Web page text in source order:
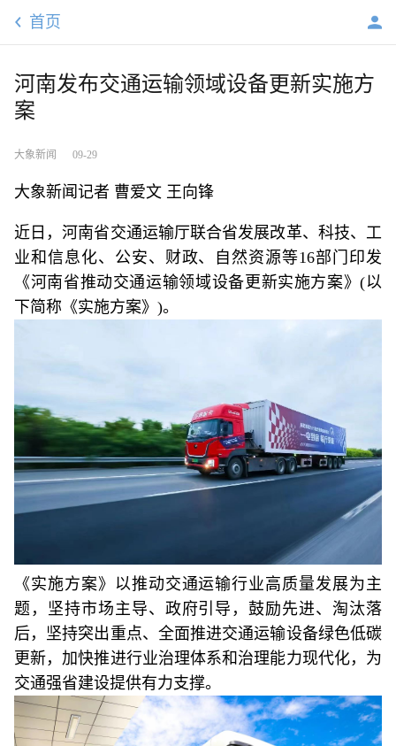
首页
河南发布交通运输领域设备更新实施方
案
大象新闻 09-29
大象新闻记者 曹爱文 王向锋
近日，河南省交通运输厅联合省发展改革、科技、工
业和信息化、公安、财政、自然资源等16部门印发
《河南省推动交通运输领域设备更新实施方案》(以
下简称《实施方案》)。
《实施方案》以推动交通运输行业高质量发展为主
题，坚持市场主导、政府引导，鼓励先进、淘汰落
后，坚持突出重点、全面推进交通运输设备绿色低碳
更新，加快推进行业治理体系和治理能力现代化，为
交通强省建设提供有力支撑。